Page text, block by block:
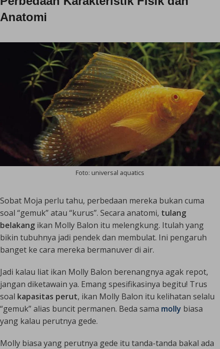
Anatomi
Foto: universal aquatics
Sobat Moja perlu tahu, perbedaan mereka bukan cuma
soal “gemuk” atau “kurus”. Secara anatomi, tulang
belakang ikan Molly Balon itu melengkung. Itulah yang
bikin tubuhnya jadi pendek dan membulat. Ini pengaruh
banget ke cara mereka bermanuver di air.
Jadi kalau liat ikan Molly Balon berenangnya agak repot,
jangan diketawain ya. Emang spesifikasinya begitu! Trus
soal kapasitas perut, ikan Molly Balon itu kelihatan selalu
“gemuk” alias buncit permanen. Beda sama molly biasa
yang kalau perutnya gede.
Molly biasa yang perutnya gede itu tanda-tanda bakal ada